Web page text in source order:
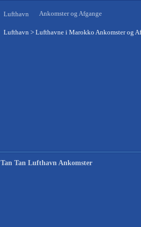
Lufthavn Ankomster og Afgange
Lufthavn > Lufthavne i Marokko Ankomster og
Tan Tan Lufthavn Ankomster